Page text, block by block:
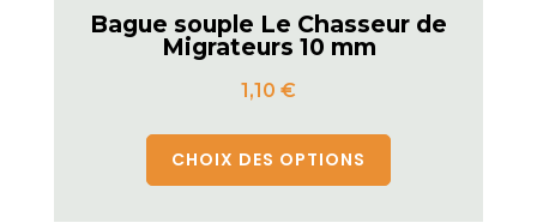
Bague souple Le Chasseur de
Migrateurs 10 mm
1,10 €
CHOIX DES OPTIONS